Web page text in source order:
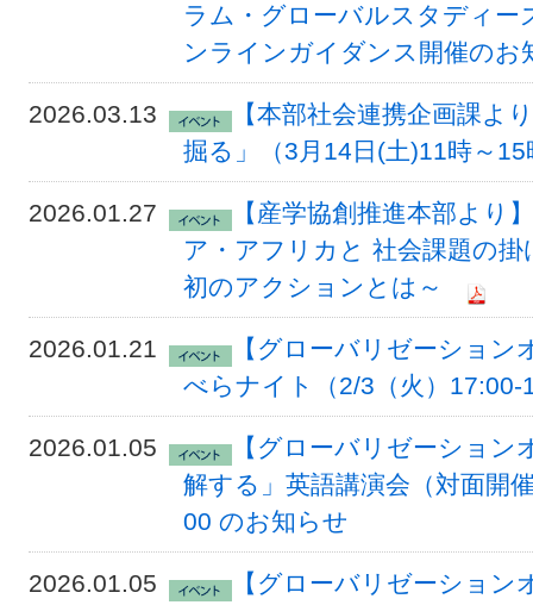
ラム・グローバルスタディ
ンラインガイダンス開催のお
2026.03.13
【本部社会連携企画課よ
掘る」（3月14日(土)11時～
2026.01.27
【産学協創推進本部より
ア・アフリカと 社会課題の
初のアクションとは～
2026.01.21
【グローバリゼーショ
べらナイト（2/3（火）
2026.01.05
【グローバリゼーショ
解する」英語講演会（対面開
00 のお知らせ
2026.01.05
【グローバリゼーショ